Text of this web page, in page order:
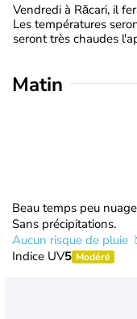
Vendredi à Răcari, il
Les températures
seront très chaudes
Matin
Beau temps peu
Sans précipitations.
Aucun risque de pluie
Indice UV5 Modéré